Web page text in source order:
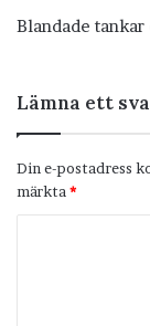
Blandade
Lämna ett
Din e-postadress
märkta *